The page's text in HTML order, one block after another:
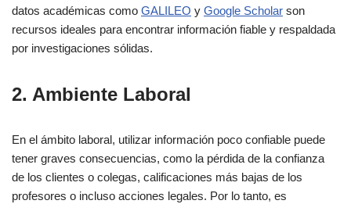
datos académicas como GALILEO y Google Scholar son
recursos ideales para encontrar información fiable y respaldada
por investigaciones sólidas.
2. Ambiente Laboral
En el ámbito laboral, utilizar información poco confiable puede
tener graves consecuencias, como la pérdida de la confianza
de los clientes o colegas, calificaciones más bajas de los
profesores o incluso acciones legales. Por lo tanto, es